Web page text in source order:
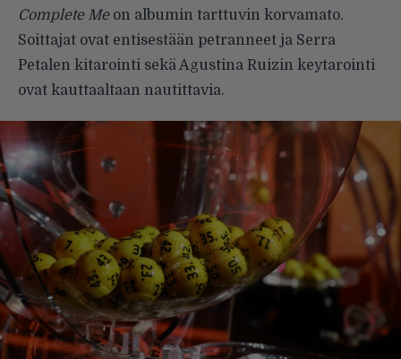
Complete Me on albumin tarttuvin korvamato.
Soittajat ovat entisestään petranneet ja Serra
Petalen kitarointi sekä Agustina Ruizin keytarointi
ovat kauttaaltaan nautittavia.